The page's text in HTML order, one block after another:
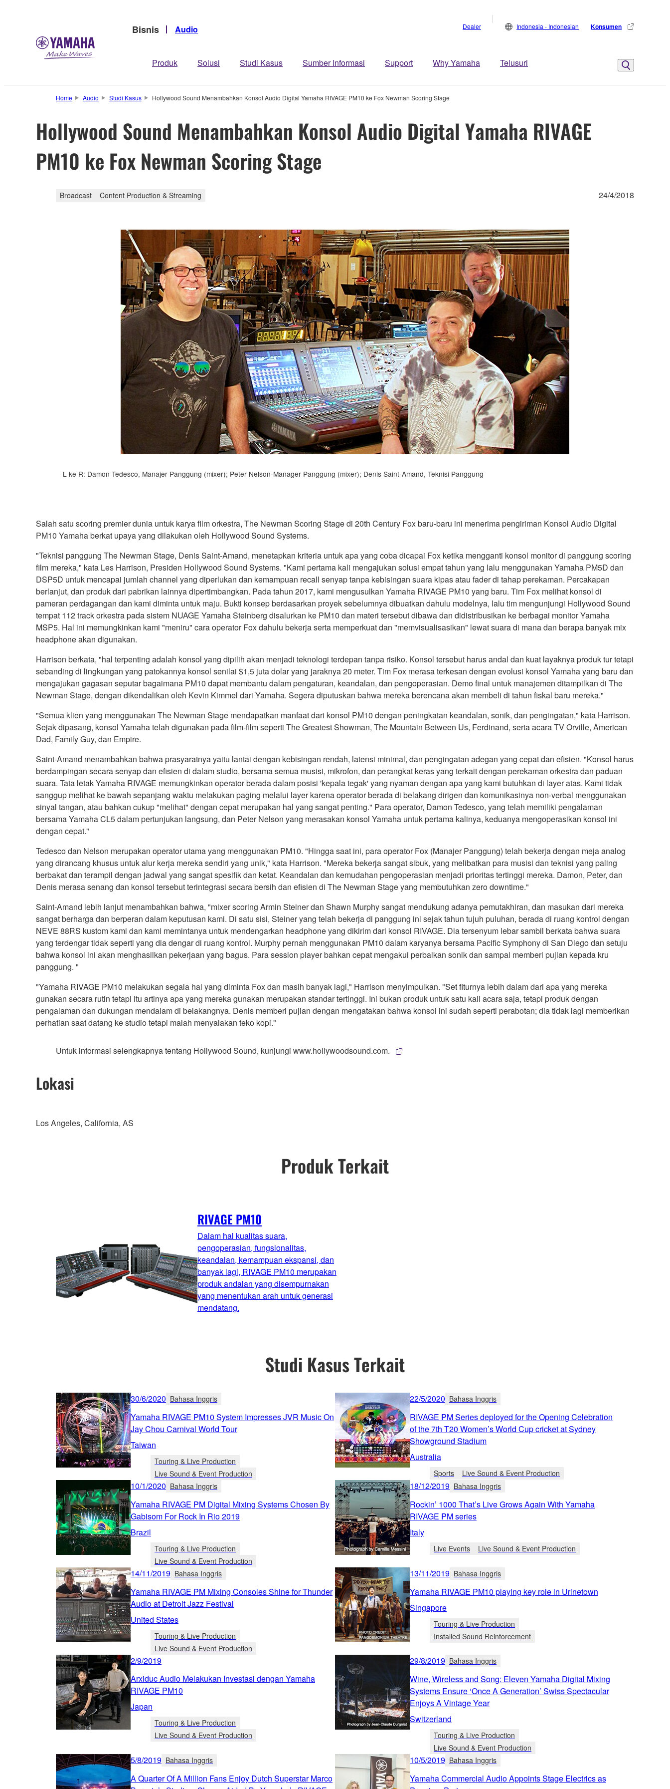
Bisnis Audio
Produk Solusi Studi Kasus Sumber Informasi Support Why Yamaha Telusuri
Dealer Indonesia - Indonesian Konsumen
Home Audio Studi Kasus Hollywood Sound Menambahkan Konsol Audio Digital Yamaha RIVAGE PM10 ke Fox Newman Scoring Stage
Hollywood Sound Menambahkan Konsol Audio Digital Yamaha RIVAGE
PM10 ke Fox Newman Scoring Stage
Broadcast Content Production & Streaming 24/4/2018
L ke R: Damon Tedesco, Manajer Panggung (mixer); Peter Nelson-Manager Panggung (mixer); Denis Saint-Amand, Teknisi Panggung
Salah satu scoring premier dunia untuk karya film orkestra, The Newman Scoring Stage di 20th Century Fox baru-baru ini menerima pengiriman Konsol Audio Digital
PM10 Yamaha berkat upaya yang dilakukan oleh Hollywood Sound Systems.
"Teknisi panggung The Newman Stage, Denis Saint-Amand, menetapkan kriteria untuk apa yang coba dicapai Fox ketika mengganti konsol monitor di panggung scoring
film mereka," kata Les Harrison, Presiden Hollywood Sound Systems. "Kami pertama kali mengajukan solusi empat tahun yang lalu menggunakan Yamaha PM5D dan
DSP5D untuk mencapai jumlah channel yang diperlukan dan kemampuan recall senyap tanpa kebisingan suara kipas atau fader di tahap perekaman. Percakapan
berlanjut, dan produk dari pabrikan lainnya dipertimbangkan. Pada tahun 2017, kami mengusulkan Yamaha RIVAGE PM10 yang baru. Tim Fox melihat konsol di
pameran perdagangan dan kami diminta untuk maju. Bukti konsep berdasarkan proyek sebelumnya dibuatkan dahulu modelnya, lalu tim mengunjungi Hollywood Sound
tempat 112 track orkestra pada sistem NUAGE Yamaha Steinberg disalurkan ke PM10 dan materi tersebut dibawa dan didistribusikan ke berbagai monitor Yamaha
MSP5. Hal ini memungkinkan kami "meniru" cara operator Fox dahulu bekerja serta memperkuat dan "memvisualisasikan" lewat suara di mana dan berapa banyak mix
headphone akan digunakan.
Harrison berkata, "hal terpenting adalah konsol yang dipilih akan menjadi teknologi terdepan tanpa risiko. Konsol tersebut harus andal dan kuat layaknya produk tur tetapi
sebanding di lingkungan yang patokannya konsol senilai $1,5 juta dolar yang jaraknya 20 meter. Tim Fox merasa terkesan dengan evolusi konsol Yamaha yang baru dan
mengajukan gagasan seputar bagaimana PM10 dapat membantu dalam pengaturan, keandalan, dan pengoperasian. Demo final untuk manajemen ditampilkan di The
Newman Stage, dengan dikendalikan oleh Kevin Kimmel dari Yamaha. Segera diputuskan bahwa mereka berencana akan membeli di tahun fiskal baru mereka."
"Semua klien yang menggunakan The Newman Stage mendapatkan manfaat dari konsol PM10 dengan peningkatan keandalan, sonik, dan pengingatan," kata Harrison.
Sejak dipasang, konsol Yamaha telah digunakan pada film-film seperti The Greatest Showman, The Mountain Between Us, Ferdinand, serta acara TV Orville, American
Dad, Family Guy, dan Empire.
Saint-Amand menambahkan bahwa prasyaratnya yaitu lantai dengan kebisingan rendah, latensi minimal, dan pengingatan adegan yang cepat dan efisien. "Konsol harus
berdampingan secara senyap dan efisien di dalam studio, bersama semua musisi, mikrofon, dan perangkat keras yang terkait dengan perekaman orkestra dan paduan
suara. Tata letak Yamaha RIVAGE memungkinkan operator berada dalam posisi 'kepala tegak' yang nyaman dengan apa yang kami butuhkan di layer atas. Kami tidak
sanggup melihat ke bawah sepanjang waktu melakukan paging melalui layer karena operator berada di belakang dirigen dan komunikasinya non-verbal menggunakan
sinyal tangan, atau bahkan cukup "melihat" dengan cepat merupakan hal yang sangat penting." Para operator, Damon Tedesco, yang telah memiliki pengalaman
bersama Yamaha CL5 dalam pertunjukan langsung, dan Peter Nelson yang merasakan konsol Yamaha untuk pertama kalinya, keduanya mengoperasikan konsol ini
dengan cepat."
Tedesco dan Nelson merupakan operator utama yang menggunakan PM10. "Hingga saat ini, para operator Fox (Manajer Panggung) telah bekerja dengan meja analog
yang dirancang khusus untuk alur kerja mereka sendiri yang unik," kata Harrison. "Mereka bekerja sangat sibuk, yang melibatkan para musisi dan teknisi yang paling
berbakat dan terampil dengan jadwal yang sangat spesifik dan ketat. Keandalan dan kemudahan pengoperasian menjadi prioritas tertinggi mereka. Damon, Peter, dan
Denis merasa senang dan konsol tersebut terintegrasi secara bersih dan efisien di The Newman Stage yang membutuhkan zero downtime."
Saint-Amand lebih lanjut menambahkan bahwa, "mixer scoring Armin Steiner dan Shawn Murphy sangat mendukung adanya pemutakhiran, dan masukan dari mereka
sangat berharga dan berperan dalam keputusan kami. Di satu sisi, Steiner yang telah bekerja di panggung ini sejak tahun tujuh puluhan, berada di ruang kontrol dengan
NEVE 88RS kustom kami dan kami memintanya untuk mendengarkan headphone yang dikirim dari konsol RIVAGE. Dia tersenyum lebar sambil berkata bahwa suara
yang terdengar tidak seperti yang dia dengar di ruang kontrol. Murphy pernah menggunakan PM10 dalam karyanya bersama Pacific Symphony di San Diego dan setuju
bahwa konsol ini akan menghasilkan pekerjaan yang bagus. Para session player bahkan cepat mengakui perbaikan sonik dan sampai memberi pujian kepada kru
panggung. "
"Yamaha RIVAGE PM10 melakukan segala hal yang diminta Fox dan masih banyak lagi," Harrison menyimpulkan. "Set fiturnya lebih dalam dari apa yang mereka
gunakan secara rutin tetapi itu artinya apa yang mereka gunakan merupakan standar tertinggi. Ini bukan produk untuk satu kali acara saja, tetapi produk dengan
pengalaman dan dukungan mendalam di belakangnya. Denis memberi pujian dengan mengatakan bahwa konsol ini sudah seperti perabotan; dia tidak lagi memberikan
perhatian saat datang ke studio tetapi malah menyalakan teko kopi."
Untuk informasi selengkapnya tentang Hollywood Sound, kunjungi www.hollywoodsound.com.
Lokasi
Los Angeles, California, AS
Produk Terkait
RIVAGE PM10
Dalam hal kualitas suara,
pengoperasian, fungsionalitas,
keandalan, kemampuan ekspansi, dan
banyak lagi, RIVAGE PM10 merupakan
produk andalan yang disempurnakan
yang menentukan arah untuk generasi
mendatang.
Studi Kasus Terkait
30/6/2020 Bahasa Inggris
Yamaha RIVAGE PM10 System Impresses JVR Music On
Jay Chou Carnival World Tour
Taiwan
Touring & Live Production
Live Sound & Event Production
22/5/2020 Bahasa Inggris
RIVAGE PM Series deployed for the Opening Celebration
of the 7th T20 Women’s World Cup cricket at Sydney
Showground Stadium
Australia
Sports Live Sound & Event Production
10/1/2020 Bahasa Inggris
Yamaha RIVAGE PM Digital Mixing Systems Chosen By
Gabisom For Rock In Rio 2019
Brazil
Touring & Live Production
Live Sound & Event Production
18/12/2019 Bahasa Inggris
Rockin’ 1000 That’s Live Grows Again With Yamaha
RIVAGE PM series
Italy
Live Events Live Sound & Event Production
14/11/2019 Bahasa Inggris
Yamaha RIVAGE PM Mixing Consoles Shine for Thunder
Audio at Detroit Jazz Festival
United States
Touring & Live Production
Live Sound & Event Production
13/11/2019 Bahasa Inggris
Yamaha RIVAGE PM10 playing key role in Urinetown
Singapore
Touring & Live Production
Installed Sound Reinforcement
2/9/2019
Arxiduc Audio Melakukan Investasi dengan Yamaha
RIVAGE PM10
Japan
Touring & Live Production
Live Sound & Event Production
29/8/2019 Bahasa Inggris
Wine, Wireless and Song: Eleven Yamaha Digital Mixing
Systems Ensure ‘Once A Generation’ Swiss Spectacular
Enjoys A Vintage Year
Switzerland
Touring & Live Production
Live Sound & Event Production
5/8/2019 Bahasa Inggris
A Quarter Of A Million Fans Enjoy Dutch Superstar Marco
10/5/2019 Bahasa Inggris
Yamaha Commercial Audio Appoints Stage Electrics as